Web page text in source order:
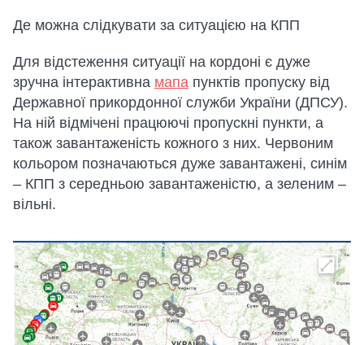
Де можна слідкувати за ситуацією на КПП
Для відстеження ситуації на кордоні є дуже
зручна інтерактивна мапа пунктів пропуску від
Державної прикордонної служби України (ДПСУ).
На ній відмічені працюючі пропускні пункти, а
також завантаженість кожного з них. Червоним
кольором позначаються дуже завантажені, синім
– КПП з середньою завантаженістю, а зеленим –
вільні.